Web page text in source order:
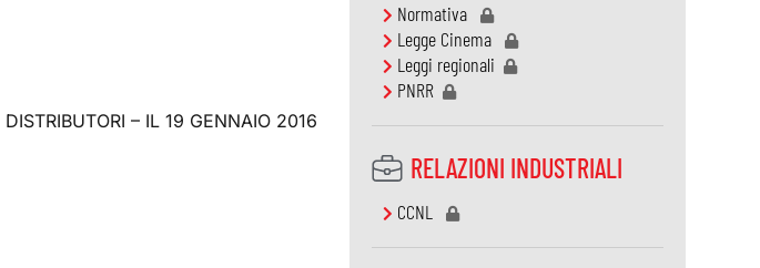
– IL 19 GENNAIO 2016
Normativa
Legge Cinema
Leggi regionali
PNRR
RELAZIONI INDUSTRIALI
CCNL